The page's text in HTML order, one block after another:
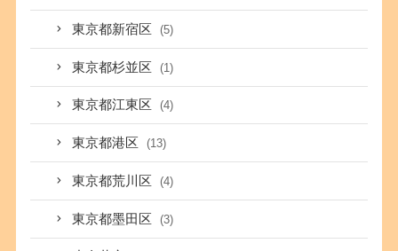
東京都新宿区 (5)
東京都杉並区 (1)
東京都江東区 (4)
東京都港区 (13)
東京都荒川区 (4)
東京都墨田区 (3)